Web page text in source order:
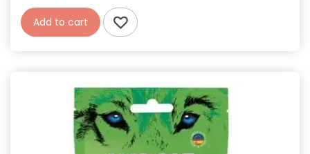
Add to cart